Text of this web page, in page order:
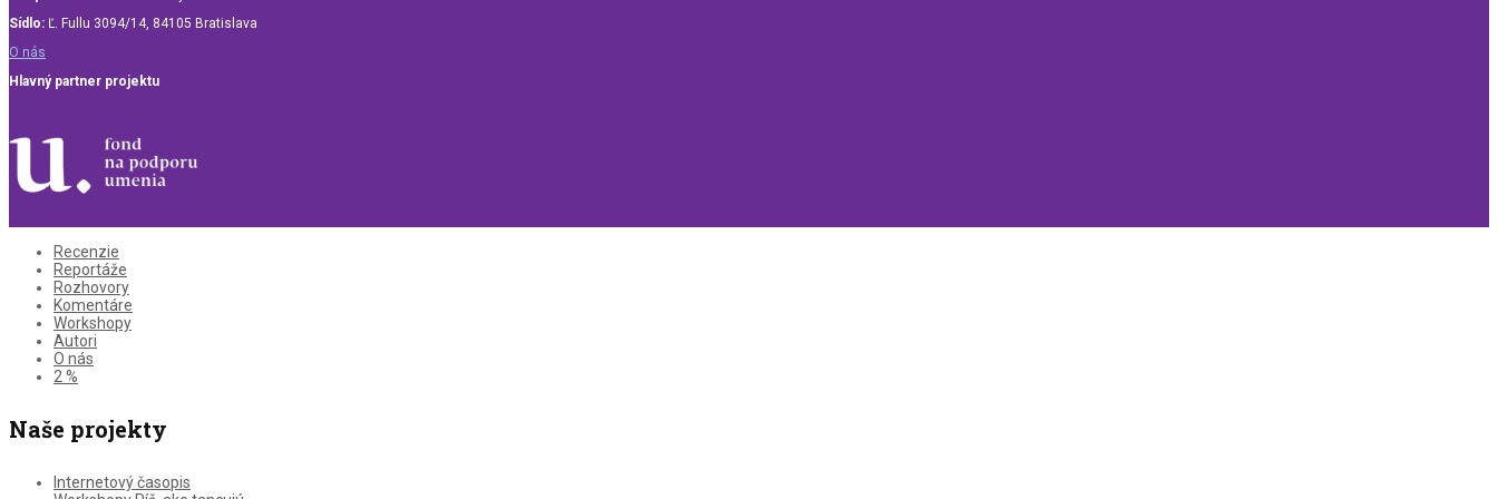
Sídlo: Ľ. Fullu 3094/14, 84105 Bratislava
O nás
Hlavný partner projektu
Recenzie
Reportáže
Rozhovory
Komentáre
Workshopy
Autori
O nás
2 %
Naše projekty
Internetový časopis